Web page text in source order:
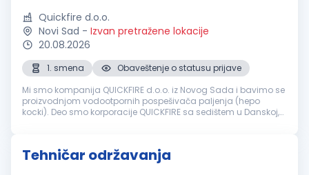
Quickfire d.o.o.
Novi Sad - Izvan pretražene lokacije
20.08.2026
1. smena
Obaveštenje o statusu prijave
Mi smo kompanija QUICKFIRE d.o.o. iz Novog Sada i bavimo se
proizvodnjom vodootpornih pospešivača paljenja (hepo
kocki). Deo smo korporacije QUICKFIRE sa sedištem u Danskoj,
Tehničar održavanja